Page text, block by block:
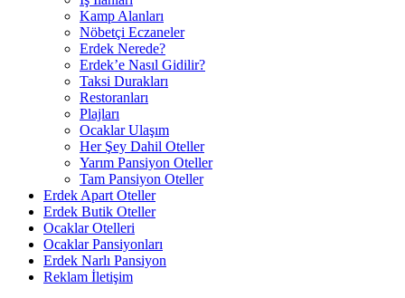
Kamp Alanları
Nöbetçi Eczaneler
Erdek Nerede?
Erdek’e Nasıl Gidilir?
Taksi Durakları
Restoranları
Plajları
Ocaklar Ulaşım
Her Şey Dahil Oteller
Yarım Pansiyon Oteller
Tam Pansiyon Oteller
Erdek Apart Oteller
Erdek Butik Oteller
Ocaklar Otelleri
Ocaklar Pansiyonları
Erdek Narlı Pansiyon
Reklam İletişim